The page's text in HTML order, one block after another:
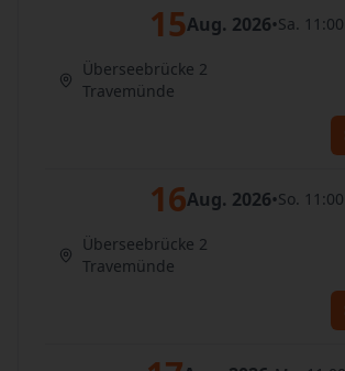
15Aug. 2026•Sa. 11:00
Überseebrücke 2
Travemünde
16Aug. 2026•So. 11:00
Überseebrücke 2
Travemünde